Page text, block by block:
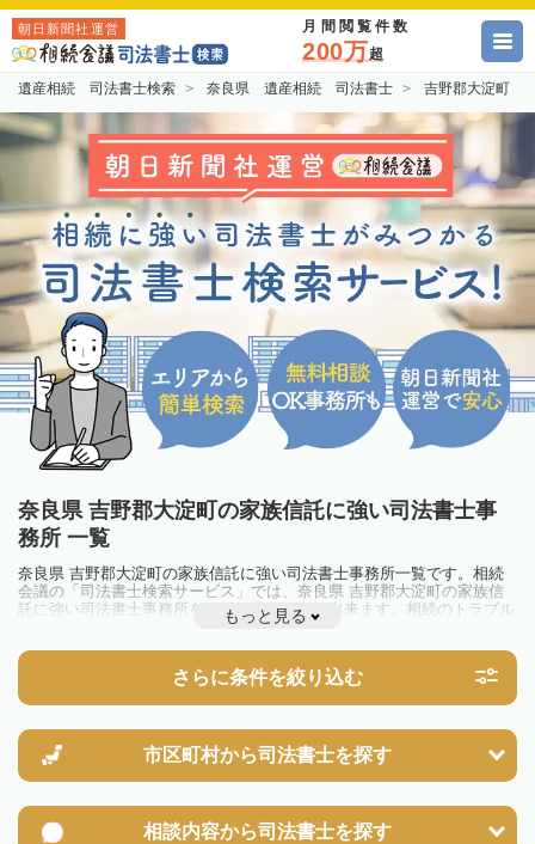
朝日新聞社運営 月間閲覧件数
200万超
遺産相続 司法書士検索 奈良県 遺産相続 司法書士 吉野郡大淀町
奈良県 吉野郡大淀町の家族信託に強い司法書士事
務所 一覧
奈良県 吉野郡大淀町の家族信託に強い司法書士事務所一覧です。相続
会議の「司法書士検索サービス」では、奈良県 吉野郡大淀町の家族信
託に強い司法書士事務所を一覧で見ることが出来ます。相続のトラブル
やお悩みを抱えている方は一度近隣の司法書士に相談してみましょう。
もっと見る
さらに条件を絞り込む
市区町村から司法書士を探す
相談内容から司法書士を探す